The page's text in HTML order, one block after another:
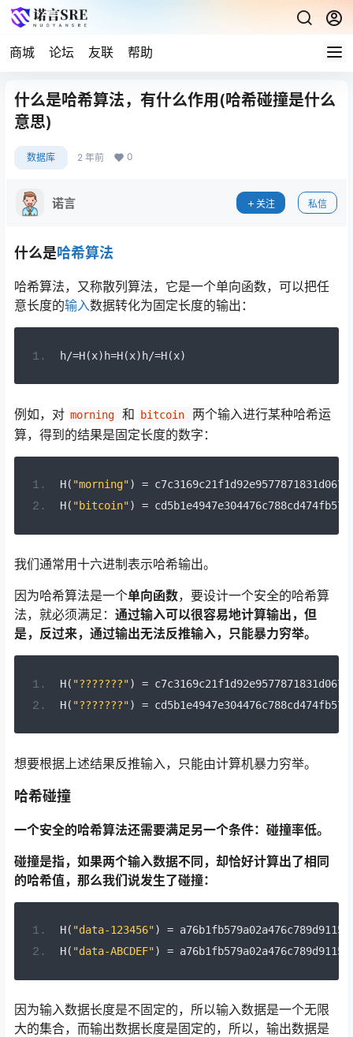
商城 论坛 友联 帮助
什么是哈希算法，有什么作用(哈希碰撞是什么
意思)
数据库 2 年前 0
诺言 关注 私信
什么是哈希算法
哈希算法，又称散列算法，它是一个单向函数，可以把任
意长度的输入数据转化为固定长度的输出：
h/=H(x)h=H(x)h/=H(x)
例如，对 morning 和 bitcoin
两个输入进行某种哈希运
算，得到的结果是固定长度的数字：
H( "morning") =
H( "bitcoin") =
我们通常用十六进制表示哈希输出。
因为哈希算法是一个单向函数，要设计一个安全的哈希算
法，就必须满足： 通过输入可以很容易地计算输出，但
是，反过来，通过输出无法反推输入，只能暴力穷举。
H( "???????") =
H( "???????") =
想要根据上述结果反推输入，只能由计算机暴力穷举。
哈希碰撞
一个安全的哈希算法还需要满足另一个条件：碰撞率低。
碰撞是指，如果两个输入数据不同，却恰好计算出了相同
的哈希值，那么我们说发生了碰撞：
H( "data-123456") =
H( "data-ABCDEF") =
因为输入数据长度是不固定的，所以输入数据是一个无限
大的集合，而输出数据长度是固定的，所以，输出数据是